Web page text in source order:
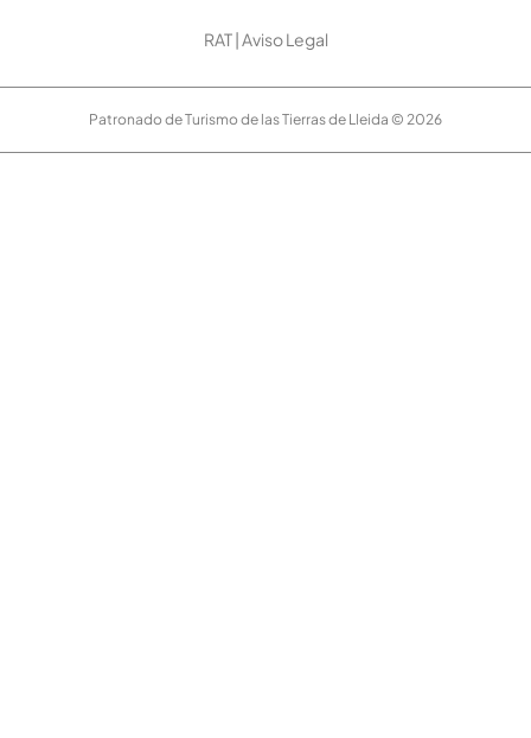
RAT|Aviso Legal
Patronado de Turismo de las Tierras de Lleida © 2026